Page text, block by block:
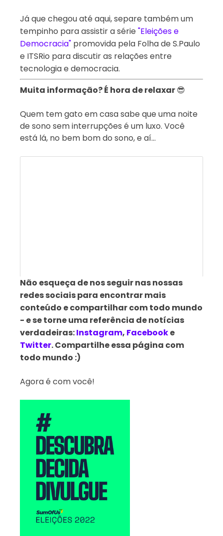
Já que chegou até aqui, separe também um
tempinho para assistir a série "Eleições e
Democracia" promovida pela Folha de S.Paulo
e ITSRio para discutir as relações entre
tecnologia e democracia.
Muita informação? É hora de relaxar😎
Quem tem gato em casa sabe que uma noite
de sono sem interrupções é um luxo. Você
está lá, no bem bom do sono, e aí…
Não esqueça de nos seguir nas nossas
redes sociais para encontrar mais
conteúdo e compartilhar com todo mundo
- e se torne uma referência de notícias
verdadeiras:Instagram, Facebooke
Twitter. Compartilhe essa página com
todo mundo :)
Agora é com você!